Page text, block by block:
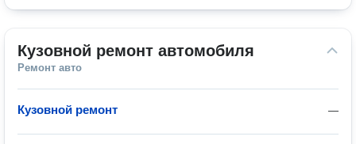
Кузовной ремонт автомобиля
Ремонт авто
—
Кузовной ремонт